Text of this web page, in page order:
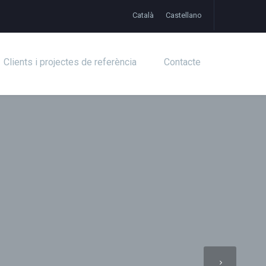
Català Castellano
Clients i projectes de referència Contacte